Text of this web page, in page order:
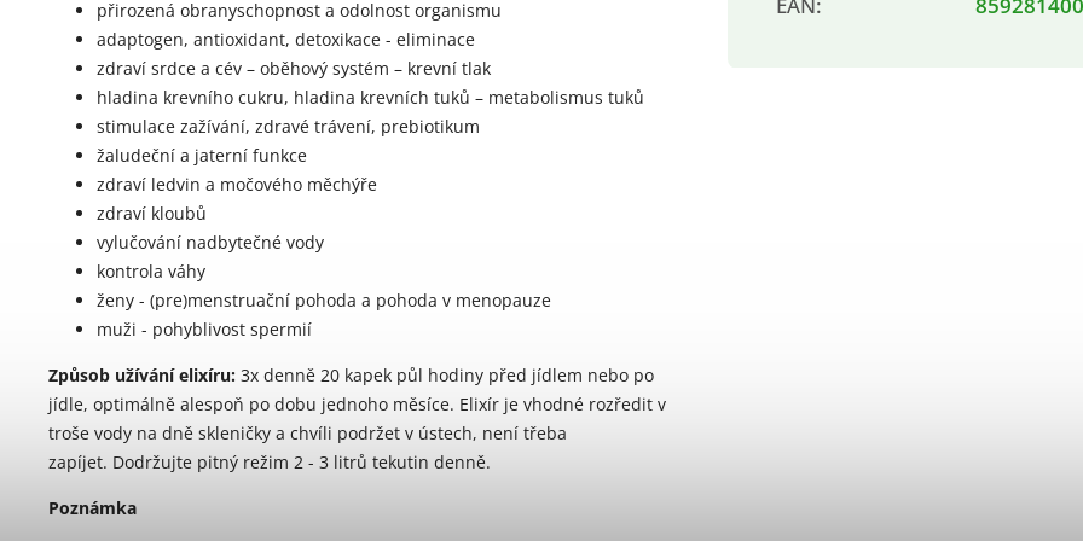
přirozená obranyschopnost a odolnost organismu
adaptogen, antioxidant, detoxikace - eliminace
zdraví srdce a cév – oběhový systém – krevní tlak
hladina krevního cukru, hladina krevních tuků – metabolismus tuků
stimulace zažívání, zdravé trávení, prebiotikum
žaludeční a jaterní funkce
zdraví ledvin a močového měchýře
zdraví kloubů
vylučování nadbytečné vody
kontrola váhy
ženy - (pre)menstruační pohoda a pohoda v menopauze
muži - pohyblivost spermií
Způsob užívání elixíru: 3x denně 20 kapek půl hodiny před jídlem nebo po
jídle, optimálně alespoň po dobu jednoho měsíce. Elixír je vhodné rozředit v
troše vody na dně skleničky a chvíli podržet v ústech, není třeba
zapíjet. Dodržujte pitný režim 2 - 3 litrů tekutin denně.
Poznámka